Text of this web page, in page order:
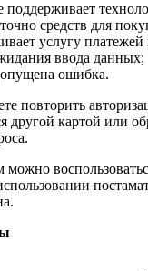
поддерживает
средств для
услугу платежей
ввода данных;
ошибка.
повторить
другой картой или
можно